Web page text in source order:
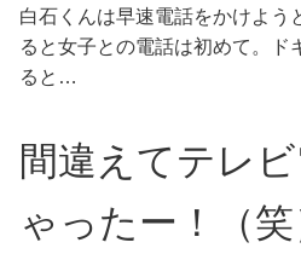
白石くんは早速電話をかけよう
ると女子との電話は初めて。ド
ると…
間違えてテレ
ゃったー！（笑